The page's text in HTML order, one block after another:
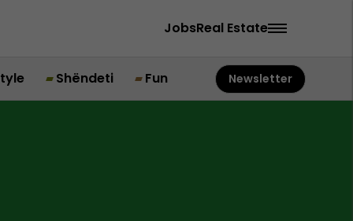
JobsReal Estate
Shëndeti Fun Newsletter